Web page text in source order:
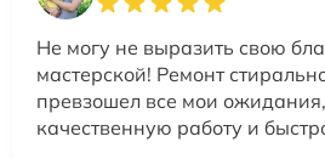
Не могу не выразить свою
мастерской! Ремонт
превзошел все мои
качественную работу и